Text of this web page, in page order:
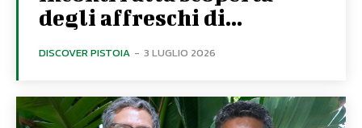
degli affreschi di...
DISCOVER PISTOIA - 3 LUGLIO 2026